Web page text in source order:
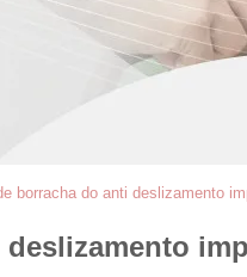
borracha do anti deslizamento